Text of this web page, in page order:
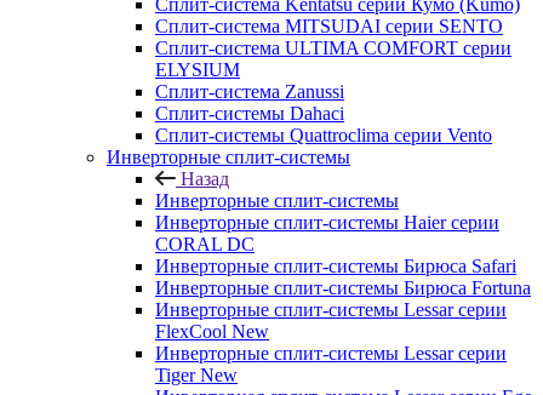
Сплит-система Kentatsu серии Кумо (Kumo)
Сплит-система MITSUDAI серии SENTO
Сплит-система ULTIMA COMFORT серии
ELYSIUM
Сплит-система Zanussi
Сплит-системы Dahaci
Сплит-системы Quattroclima серии Vento
Инверторные сплит-системы
Назад
Инверторные сплит-системы
Инверторные сплит-системы Haier серии
CORAL DC
Инверторные сплит-системы Бирюса Safari
Инверторные сплит-системы Бирюса Fortuna
Инверторные сплит-системы Lessar серии
FlexCool New
Инверторные сплит-системы Lessar серии
Tiger New